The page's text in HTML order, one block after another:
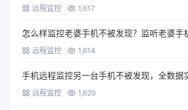
远程监控 1,617
怎么样监控老婆手机不被发现？监听老婆手
远程监控 1,614
手机远程监控另一台手机不被发现，全数据
远程监控 1,620